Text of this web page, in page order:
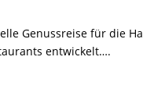
Genussreise für die
entwickelt….